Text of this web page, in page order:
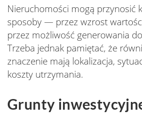
Nieruchomości mogą przynosić
sposoby — przez wzrost
przez możliwość generowania
Trzeba jednak pamiętać, że
znaczenie mają lokalizacja,
koszty utrzymania.
Grunty